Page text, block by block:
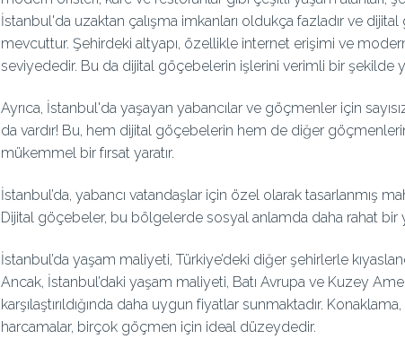
İstanbul'da uzaktan çalışma imkanları oldukça fazladır ve
mevcuttur. Şehirdeki altyapı, özellikle internet erişimi ve
seviyededir. Bu da dijital göçebelerin işlerini verimli bir şekilde
Ayrıca, İstanbul'da yaşayan yabancılar ve göçmenler için
da vardır! Bu, hem dijital göçebelerin hem de diğer
mükemmel bir fırsat yaratır.
İstanbul’da, yabancı vatandaşlar için özel olarak tasarlanmış
Dijital göçebeler, bu bölgelerde sosyal anlamda daha rahat bir
İstanbul’da yaşam maliyeti, Türkiye’deki diğer şehirlerle
Ancak, İstanbul’daki yaşam maliyeti, Batı Avrupa ve Kuzey
karşılaştırıldığında daha uygun fiyatlar sunmaktadır.
harcamalar, birçok göçmen için ideal düzeydedir.